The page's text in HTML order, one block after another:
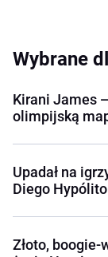
Wybrane
Kirani James
olimpijską
Upadał na
Diego Hypólito
Złoto, boogie-